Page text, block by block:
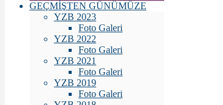
GEÇMİŞTEN GÜNÜMÜZE
YZB 2023
Foto Galeri
YZB 2022
Foto Galeri
YZB 2021
Foto Galeri
YZB 2019
Foto Galeri